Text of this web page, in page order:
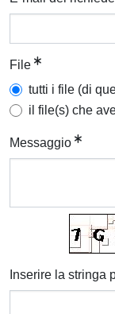
File
tutti i file (di
il file(s) che
Messaggio
Inserire la stringa